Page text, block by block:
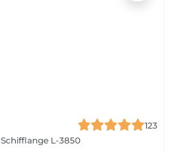
123
Schifflange L-3850